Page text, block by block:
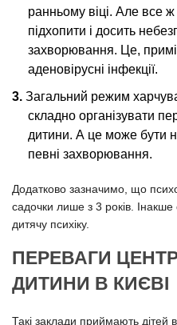
ранньому віці. Але все
підхопити і досить
захворювання. Це,
аденовірусні інфекції.
Загальний режим
складно організувати
дитини. А це може бути
певні захворювання.
Додатково зазначимо, що
садочки лише з 3 років. Інакше
дитячу психіку.
ПЕРЕВАГИ
ДИТИНИ В КИЄВІ
Такі заклади приймають дітей